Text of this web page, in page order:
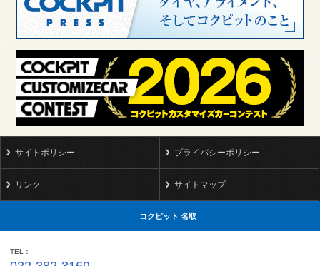
サイトポリシー プライバシーポリシー
リンク サイトマップ
コクピット 名取
TEL